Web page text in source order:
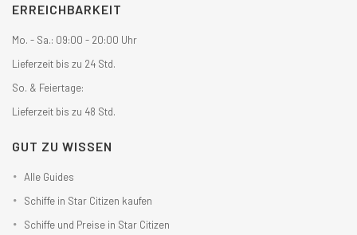
ERREICHBARKEIT
Mo. - Sa.: 09:00 - 20:00 Uhr
Lieferzeit bis zu 24 Std.
So. & Feiertage:
Lieferzeit bis zu 48 Std.
GUT ZU WISSEN
Alle Guides
Schiffe in Star Citizen kaufen
Schiffe und Preise in Star Citizen